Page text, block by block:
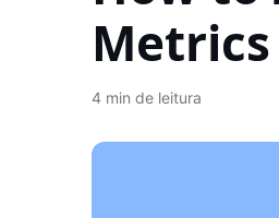
Metrics
4 min de leitura